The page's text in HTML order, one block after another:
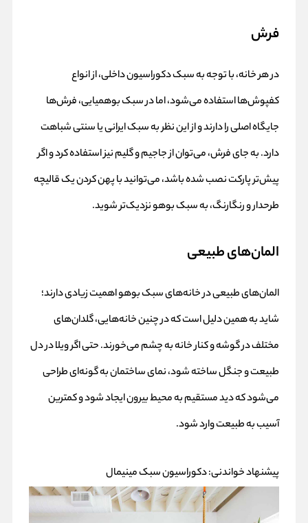
فرش
در هر خانه، با توجه به سبک دکوراسیون داخلی، از انواع
کفپوش‌ها استفاده می‌شود، اما در سبک بوهمیایی، فرش‌ها
جایگاه اصلی را دارند و از این نظر به سبک ایرانی یا سنتی شباهت
دارد. به جای فرش، می‌توان از جاجیم و گلیم نیز استفاده کرد و اگر
پیش‌تر پارکت نصب شده باشد، می‌توانید با پهن کردن یک قالیچه
طرحدار و رنگارنگ، به سبک بوهو نزدیک‌تر شوید.
المان‌های طبیعی
المان‌های طبیعی در خانه‌های سبک بوهو اهمیت زیادی دارند؛
شاید به همین دلیل است که در چنین خانه‌هایی، گلدان‌های
مختلف در گوشه و کنار خانه به چشم می‌خورند. حتی اگر ویلا در دل
طبیعت و جنگل ساخته شود، نمای ساختمان به گونه‌ای طراحی
می‌شود که دید مستقیم به محیط بیرون ایجاد شود و کمترین
آسیب به طبیعت وارد شود.
پیشنهاد خواندنی:دکوراسیون سبک مینیمال